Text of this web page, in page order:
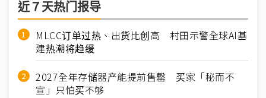
近７天热门报导
MLCC订单过热、出货比创高 村田示警全球AI基
建热潮将趋缓
2027全年存储器产能提前售罄 买家「秘而不
宣」只怕买不够